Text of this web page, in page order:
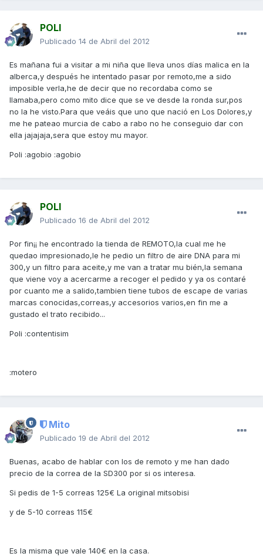
POLI
Publicado 14 de Abril del 2012
Es mañana fui a visitar a mi niña que lleva unos días malica en la
alberca,y después he intentado pasar por remoto,me a sido
imposible verla,he de decir que no recordaba como se
llamaba,pero como mito dice que se ve desde la ronda sur,pos
no la he visto.Para que veáis que uno que nació en Los Dolores,y
me he pateao murcia de cabo a rabo no he conseguio dar con
ella jajajaja,sera que estoy mu mayor.
Poli :agobio :agobio
POLI
Publicado 16 de Abril del 2012
Por fin¡¡ he encontrado la tienda de REMOTO,la cual me he
quedao impresionado,le he pedio un filtro de aire DNA para mi
300,y un filtro para aceite,y me van a tratar mu bién,la semana
que viene voy a acercarme a recoger el pedido y ya os contaré
por cuanto me a salido,tambien tiene tubos de escape de varias
marcas conocidas,correas,y accesorios varios,en fin me a
gustado el trato recibido...
Poli :contentisim
:motero
Mito
Publicado 19 de Abril del 2012
Buenas, acabo de hablar con los de remoto y me han dado
precio de la correa de la SD300 por si os interesa.
Si pedis de 1-5 correas 125€ La original mitsobisi
y de 5-10 correas 115€
Es la misma que vale 140€ en la casa.